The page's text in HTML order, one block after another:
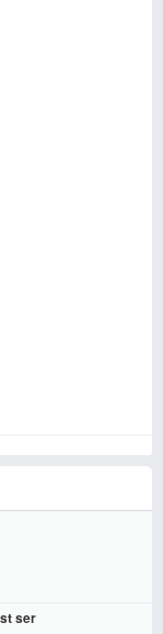
ser